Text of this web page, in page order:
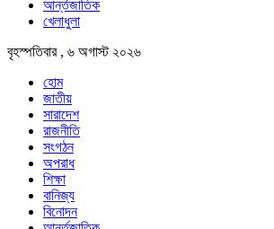
আর্ন্তজাতিক
খেলাধুলা
বৃহস্পতিবার , ৬ অগাস্ট ২০২৬
হোম
জাতীয়
সারাদেশ
রাজনীতি
সংগঠন
অপরাধ
শিক্ষা
বানিজ্য
বিনোদন